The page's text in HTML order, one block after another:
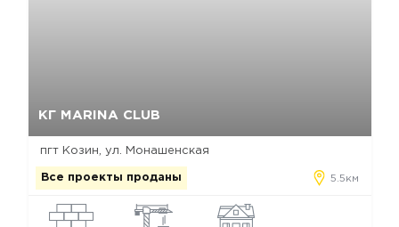
КГ MARINA CLUB
пгт Козин, ул. Монашенская
Все проекты проданы 5.5км